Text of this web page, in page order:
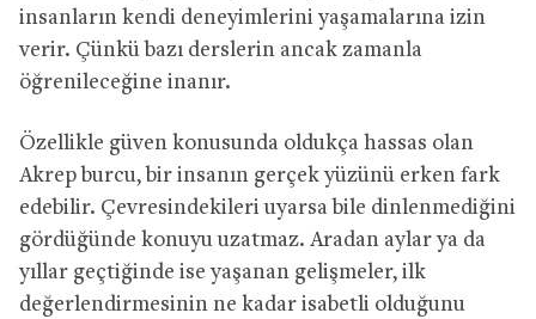
insanların kendi deneyimlerini yaşamalarına izin
verir. Çünkü bazı derslerin ancak zamanla
öğrenileceğine inanır.
Özellikle güven konusunda oldukça hassas olan
Akrep burcu, bir insanın gerçek yüzünü erken fark
edebilir. Çevresindekileri uyarsa bile dinlenmediğini
gördüğünde konuyu uzatmaz. Aradan aylar ya da
yıllar geçtiğinde ise yaşanan gelişmeler, ilk
değerlendirmesinin ne kadar isabetli olduğunu